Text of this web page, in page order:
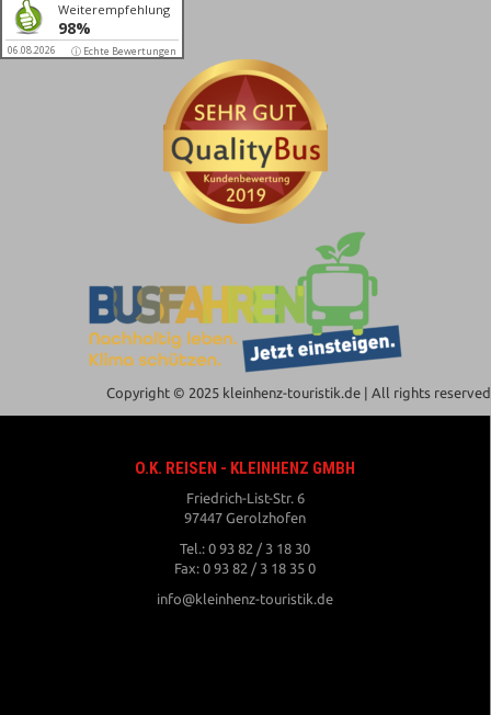
Weiterempfehlung
98%
06.08.2026 ⓘ Echte Bewertungen
Copyright © 2025 kleinhenz-touristik.de | All rights reserved
O.K. REISEN - KLEINHENZ GMBH
Friedrich-List-Str. 6
97447 Gerolzhofen
Tel.: 0 93 82 / 3 18 30
Fax: 0 93 82 / 3 18 35 0
info@kleinhenz-touristik.de